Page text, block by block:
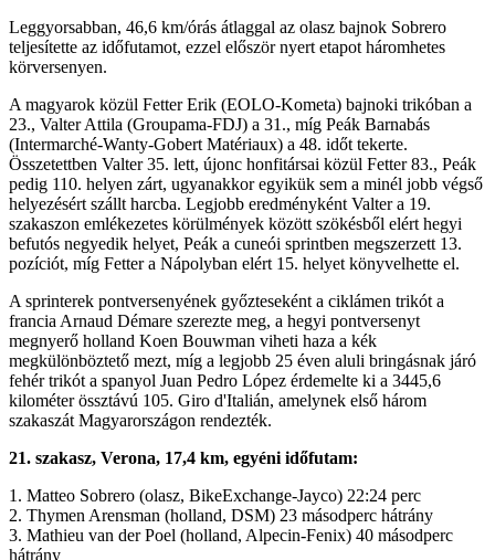
Leggyorsabban, 46,6 km/órás átlaggal az olasz bajnok Sobrero
teljesítette az időfutamot, ezzel először nyert etapot háromhetes
körversenyen.
A magyarok közül Fetter Erik (EOLO-Kometa) bajnoki trikóban a
23., Valter Attila (Groupama-FDJ) a 31., míg Peák Barnabás
(Intermarché-Wanty-Gobert Matériaux) a 48. időt tekerte.
Összetettben Valter 35. lett, újonc honfitársai közül Fetter 83., Peák
pedig 110. helyen zárt, ugyanakkor egyikük sem a minél jobb végső
helyezésért szállt harcba. Legjobb eredményként Valter a 19.
szakaszon emlékezetes körülmények között szökésből elért hegyi
befutós negyedik helyet, Peák a cuneói sprintben megszerzett 13.
pozíciót, míg Fetter a Nápolyban elért 15. helyet könyvelhette el.
A sprinterek pontversenyének győzteseként a ciklámen trikót a
francia Arnaud Démare szerezte meg, a hegyi pontversenyt
megnyerő holland Koen Bouwman viheti haza a kék
megkülönböztető mezt, míg a legjobb 25 éven aluli bringásnak járó
fehér trikót a spanyol Juan Pedro López érdemelte ki a 3445,6
kilométer össztávú 105. Giro d'Italián, amelynek első három
szakaszát Magyarországon rendezték.
21. szakasz, Verona, 17,4 km, egyéni időfutam:
1. Matteo Sobrero (olasz, BikeExchange-Jayco) 22:24 perc
2. Thymen Arensman (holland, DSM) 23 másodperc hátrány
3. Mathieu van der Poel (holland, Alpecin-Fenix) 40 másodperc
hátrány